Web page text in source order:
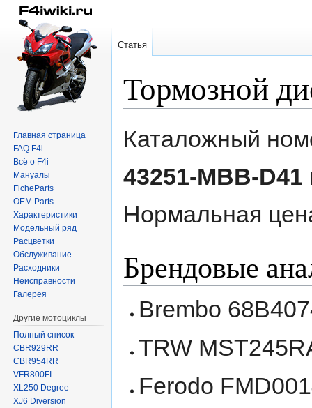
Тормозной
Каталожный
43251-MBB-D41
Нормальная
Брендовые
Brembo
TRW
Ferodo
Статья
Главная страница
FAQ F4i
Всё о F4i
Мануалы
FicheParts
OEM Parts
Характеристики
Модельный ряд
Расцветки
Обслуживание
Расходники
Неисправности
Галерея
Другие мотоциклы
Полный список
CBR929RR
CBR954RR
VFR800FI
XL250 Degree
XJ6 Diversion